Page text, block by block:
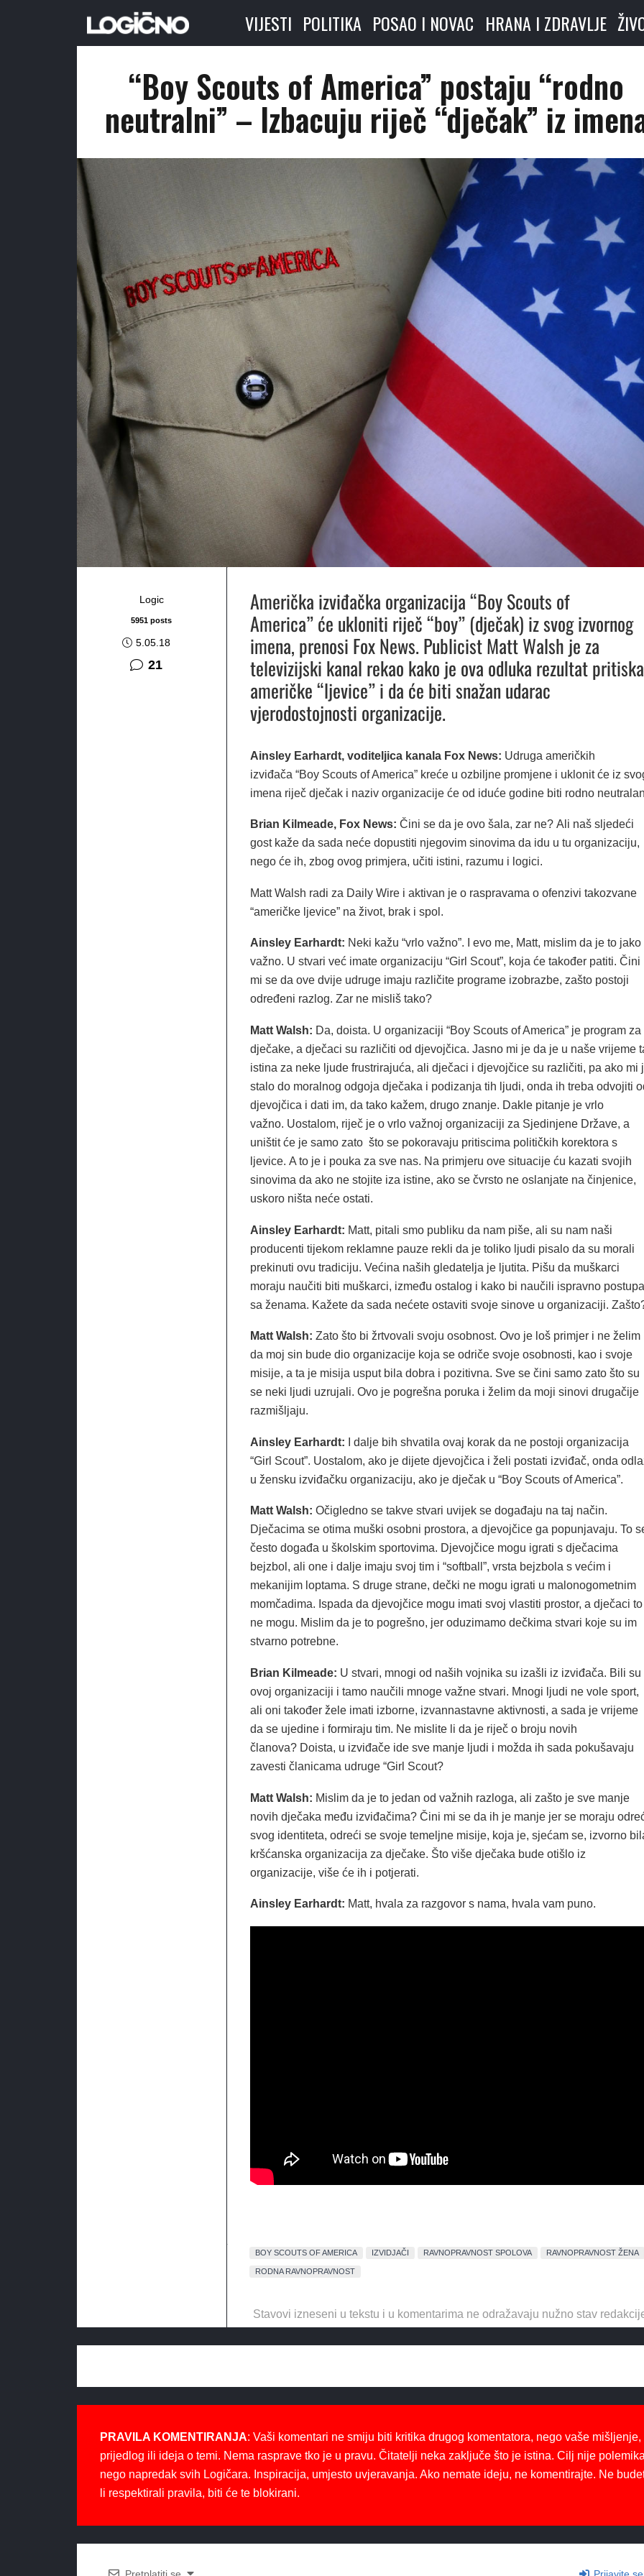
VIJESTI POLITIKA POSAO I NOVAC HRANA I ZDRAVLJE
“Boy Scouts of America” postaju “rodno
neutralni” – Izbacuju riječ “dječak” iz
Logic
5951 posts
5.05.18
21komentar
Američka izviđačka organizacija “Boy Scouts of
America” će ukloniti riječ “boy” (dječak) iz svog izvornog
imena, prenosi Fox News. Publicist Matt Walsh je za
televizijski kanal rekao kako je ova odluka rezultat pritiska
američke “ljevice” i da će biti snažan udarac
vjerodostojnosti organizacije.
Ainsley Earhardt, voditeljica kanala Fox News: Udruga američkih
izviđača “Boy Scouts of America” kreće u ozbiljne promjene i uklonit će iz
imena riječ dječak i naziv organizacije će od iduće godine biti rodno
Brian Kilmeade, Fox News: Čini se da je ovo šala, zar ne? Ali naš sljedeći
gost kaže da sada neće dopustiti njegovim sinovima da idu u tu organizaciju,
nego će ih, zbog ovog primjera, učiti istini, razumu i logici.
Matt Walsh radi za Daily Wire i aktivan je o raspravama o ofenzivi takozvane
“američke ljevice” na život, brak i spol.
Ainsley Earhardt: Neki kažu “vrlo važno”. I evo me, Matt, mislim da je to jako
važno. U stvari već imate organizaciju “Girl Scout”, koja će također patiti. Čini
mi se da ove dvije udruge imaju različite programe izobrazbe, zašto postoji
određeni razlog. Zar ne misliš tako?
Matt Walsh: Da, doista. U organizaciji “Boy Scouts of America” je program za
dječake, a dječaci su različiti od djevojčica. Jasno mi je da je u naše vrijeme
istina za neke ljude frustrirajuća, ali dječaci i djevojčice su različiti, pa ako mi
stalo do moralnog odgoja dječaka i podizanja tih ljudi, onda ih treba odvojiti
djevojčica i dati im, da tako kažem, drugo znanje. Dakle pitanje je vrlo
važno. Uostalom, riječ je o vrlo važnoj organizaciji za Sjedinjene Države, a
uništit će je samo zato što se pokoravaju pritiscima političkih korektora s
ljevice. A to je i pouka za sve nas. Na primjeru ove situacije ću kazati svojih
sinovima da ako ne stojite iza istine, ako se čvrsto ne oslanjate na činjenice,
uskoro ništa neće ostati.
Ainsley Earhardt: Matt, pitali smo publiku da nam piše, ali su nam naši
producenti tijekom reklamne pauze rekli da je toliko ljudi pisalo da su morali
prekinuti ovu tradiciju. Većina naših gledatelja je ljutita. Pišu da muškarci
moraju naučiti biti muškarci, između ostalog i kako bi naučili ispravno
sa ženama. Kažete da sada nećete ostaviti svoje sinove u organizaciji.
Matt Walsh: Zato što bi žrtvovali svoju osobnost. Ovo je loš primjer i ne želim
da moj sin bude dio organizacije koja se odriče svoje osobnosti, kao i svoje
misije, a ta je misija usput bila dobra i pozitivna. Sve se čini samo zato što su
se neki ljudi uzrujali. Ovo je pogrešna poruka i želim da moji sinovi drugačije
razmišljaju.
Ainsley Earhardt: I dalje bih shvatila ovaj korak da ne postoji organizacija
“Girl Scout”. Uostalom, ako je dijete djevojčica i želi postati izviđač, onda
u žensku izviđačku organizaciju, ako je dječak u “Boy Scouts of America”.
Matt Walsh: Očigledno se takve stvari uvijek se događaju na taj način.
Dječacima se otima muški osobni prostora, a djevojčice ga popunjavaju. To
često događa u školskim sportovima. Djevojčice mogu igrati s dječacima
bejzbol, ali one i dalje imaju svoj tim i “softball”, vrsta bejzbola s većim i
mekanijim loptama. S druge strane, dečki ne mogu igrati u malonogometnim
momčadima. Ispada da djevojčice mogu imati svoj vlastiti prostor, a dječaci to
ne mogu. Mislim da je to pogrešno, jer oduzimamo dečkima stvari koje su im
stvarno potrebne.
Brian Kilmeade: U stvari, mnogi od naših vojnika su izašli iz izviđača. Bili su
ovoj organizaciji i tamo naučili mnoge važne stvari. Mnogi ljudi ne vole sport,
ali oni također žele imati izborne, izvannastavne aktivnosti, a sada je vrijeme
da se ujedine i formiraju tim. Ne mislite li da je riječ o broju novih
članova? Doista, u izviđače ide sve manje ljudi i možda ih sada pokušavaju
zavesti članicama udruge “Girl Scout?
Matt Walsh: Mislim da je to jedan od važnih razloga, ali zašto je sve manje
novih dječaka među izviđačima? Čini mi se da ih je manje jer se moraju
svog identiteta, odreći se svoje temeljne misije, koja je, sjećam se, izvorno
kršćanska organizacija za dječake. Što više dječaka bude otišlo iz
organizacije, više će ih i potjerati.
Ainsley Earhardt: Matt, hvala za razgovor s nama, hvala vam puno.
BOY SCOUTS OF AMERICA IZVIDJAČI RAVNOPRAVNOST SPOLOVA RAVNOPRAVNOST ŽENA
RODNA RAVNOPRAVNOST
Stavovi izneseni u tekstu i u komentarima ne odražavaju nužno stav
PRAVILA KOMENTIRANJA: Vaši komentari ne smiju biti kritika drugog komentatora, nego vaše mišljenje,
prijedlog ili ideja o temi. Nema rasprave tko je u pravu. Čitatelji neka zaključe što je istina. Cilj nije
nego napredak svih Logičara. Inspiracija, umjesto uvjeravanja. Ako nemate ideju, ne komentirajte. Ne
li respektirali pravila, biti će te blokirani.